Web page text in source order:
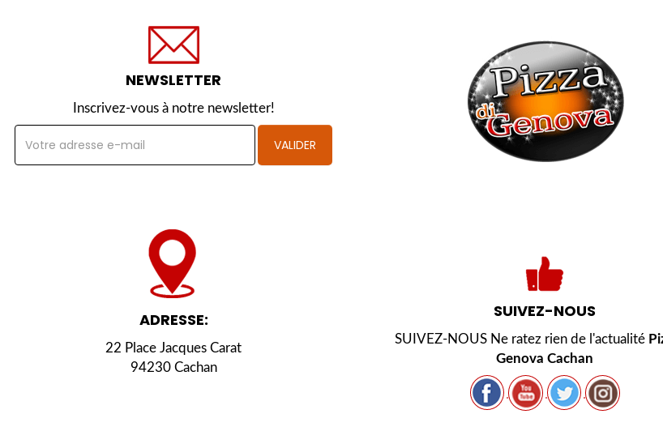
NEWSLETTER
Inscrivez-vous à notre newsletter!
VALIDER
ADRESSE:
22 Place Jacques Carat
94230 Cachan
SUIVEZ-NOUS
SUIVEZ-NOUS Ne ratez rien de l'actualité
Genova Cachan